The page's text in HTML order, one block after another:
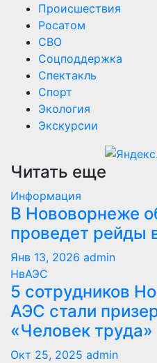
Происшествия
Росатом
СВО
Соцподдержка
Спектакль
Спорт
Экология
Экскурсии
Читать еще
Информация
В Нововорнеже
проведет рейды
Янв 13, 2026 admin
НвАЭС
5 сотрудников
АЭС стали
«Человек труда»
Окт 25, 2025 admin